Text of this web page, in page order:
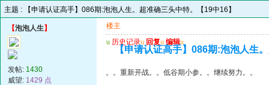
主题 : 【申请认证高手】086期:泡泡人生。超准确三头中特。【19中16】
【泡泡人生】
发帖: 1430
威望: 1429 点
楼主
u 历史记录u 回复u 编辑u
【申请认证高手】086期:泡泡人生
。。重新开战。。低谷期小参。。继续努力。。